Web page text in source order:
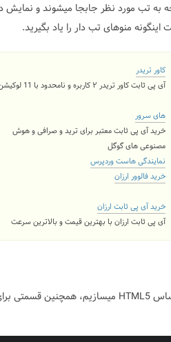
به تب مورد نظر جابجا میشوند و نمایش
منوهای تب دار را یاد بگیرید.
کاور تریدر
آی پی ثابت کاور تریدر ۲ کاربره و نامحدود با 11 لوکیشن
های سرور
خرید آی پی ثابت معتبر برای ترید و صرافی و هوش
مصنوعی های گوگل
نمایندگی هاست وردپرس
خرید فالوور ارزان
خرید آی پی ثابت ارزان
آی پی ثابت ارزان با بهترین قیمت و بالاترین سرعت